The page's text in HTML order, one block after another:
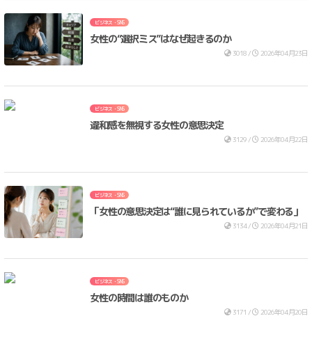
ビジネス・SNS
女性の“選択ミス”はなぜ起きるのか
3018 / 2026年04月23日
ビジネス・SNS
違和感を無視する女性の意思決定
3129 / 2026年04月22日
ビジネス・SNS
「女性の意思決定は“誰に見られているか”で変わる」
3134 / 2026年04月21日
ビジネス・SNS
女性の時間は誰のものか
3171 / 2026年04月20日